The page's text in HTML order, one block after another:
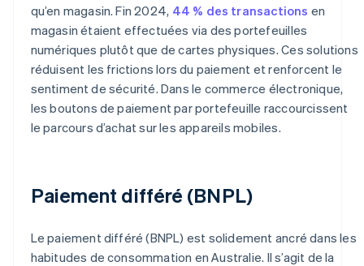
qu’en magasin. Fin 2024, 44 % des transactions en
magasin étaient effectuées via des portefeuilles
numériques plutôt que de cartes physiques. Ces solutions
réduisent les frictions lors du paiement et renforcent le
sentiment de sécurité. Dans le commerce électronique,
les boutons de paiement par portefeuille raccourcissent
le parcours d’achat sur les appareils mobiles.
Paiement différé (BNPL)
Le paiement différé (BNPL) est solidement ancré dans les
habitudes de consommation en Australie. Il s’agit de la